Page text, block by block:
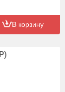
В корзину